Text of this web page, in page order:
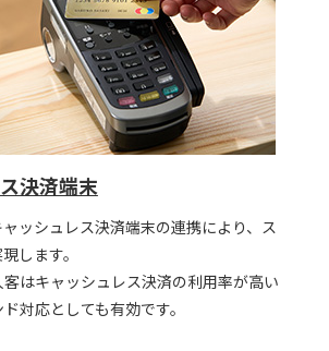
決済端末
ッシュレス決済端末の連携により、ス
します。
はキャッシュレス決済の利用率が高い
対応としても有効です。